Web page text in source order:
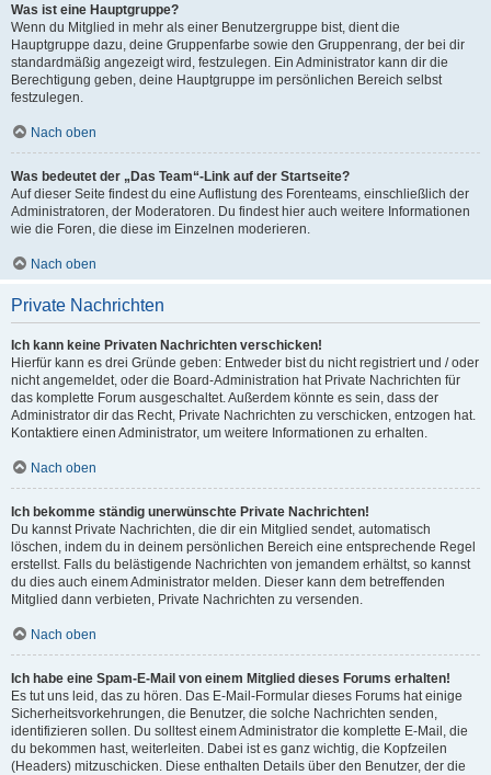
Was ist eine Hauptgruppe?
Wenn du Mitglied in mehr als einer Benutzergruppe bist, dient die
Hauptgruppe dazu, deine Gruppenfarbe sowie den Gruppenrang, der bei dir
standardmäßig angezeigt wird, festzulegen. Ein Administrator kann dir die
Berechtigung geben, deine Hauptgruppe im persönlichen Bereich selbst
festzulegen.
Nach oben
Was bedeutet der „Das Team“-Link auf der Startseite?
Auf dieser Seite findest du eine Auflistung des Forenteams, einschließlich der
Administratoren, der Moderatoren. Du findest hier auch weitere Informationen
wie die Foren, die diese im Einzelnen moderieren.
Nach oben
Private Nachrichten
Ich kann keine Privaten Nachrichten verschicken!
Hierfür kann es drei Gründe geben: Entweder bist du nicht registriert und / oder
nicht angemeldet, oder die Board-Administration hat Private Nachrichten für
das komplette Forum ausgeschaltet. Außerdem könnte es sein, dass der
Administrator dir das Recht, Private Nachrichten zu verschicken, entzogen hat.
Kontaktiere einen Administrator, um weitere Informationen zu erhalten.
Nach oben
Ich bekomme ständig unerwünschte Private Nachrichten!
Du kannst Private Nachrichten, die dir ein Mitglied sendet, automatisch
löschen, indem du in deinem persönlichen Bereich eine entsprechende Regel
erstellst. Falls du belästigende Nachrichten von jemandem erhältst, so kannst
du dies auch einem Administrator melden. Dieser kann dem betreffenden
Mitglied dann verbieten, Private Nachrichten zu versenden.
Nach oben
Ich habe eine Spam-E-Mail von einem Mitglied dieses Forums erhalten!
Es tut uns leid, das zu hören. Das E-Mail-Formular dieses Forums hat einige
Sicherheitsvorkehrungen, die Benutzer, die solche Nachrichten senden,
identifizieren sollen. Du solltest einem Administrator die komplette E-Mail, die
du bekommen hast, weiterleiten. Dabei ist es ganz wichtig, die Kopfzeilen
(Headers) mitzuschicken. Diese enthalten Details über den Benutzer, der die